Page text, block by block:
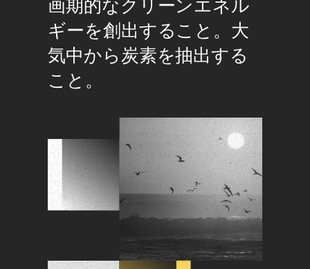
画期的なクリーンエネル
ギーを創出すること。大
気中から炭素を抽出する
こと。